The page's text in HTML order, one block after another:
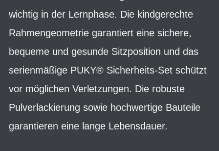
wichtig in der Lernphase. Die kindgerechte
Rahmengeometrie garantiert eine sichere,
bequeme und gesunde Sitzposition und das
serienmäßige PUKY® Sicherheits-Set schützt
vor möglichen Verletzungen. Die robuste
Pulverlackierung sowie hochwertige Bauteile
garantieren eine lange Lebensdauer.